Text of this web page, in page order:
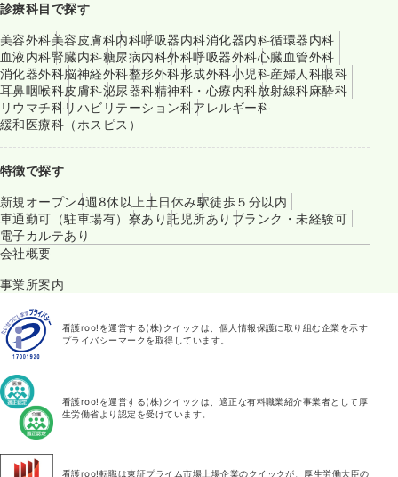
診療科目で探す
美容外科美容皮膚科内科呼吸器内科消化器内科循環器内科
血液内科腎臓内科糖尿病内科外科呼吸器外科心臓血管外科
消化器外科脳神経外科整形外科形成外科小児科産婦人科眼科
耳鼻咽喉科皮膚科泌尿器科精神科・心療内科放射線科麻酔科
リウマチ科リハビリテーション科アレルギー科
緩和医療科（ホスピス）
特徴で探す
新規オープン4週8休以上 土日休み駅徒歩５分以内
車通勤可（駐車場有） 寮あり託児所あり ブランク・未経験可
電子カルテあり
会社概要
事業所案内
看護roo!を運営する(株)クイックは、個人情報保護に取り組む企業を示す
プライバシーマークを取得しています。
看護roo!を運営する(株)クイックは、適正な有料職業紹介事業者として厚
生労働省より認定を受けています。
看護roo!転職は東証プライム市場上場企業のクイックが、厚生労働大臣の